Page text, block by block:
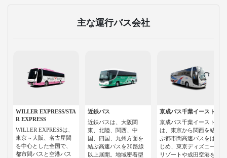
主な運行バス会社
WILLER EXPRESS/STA
R EXPRESS
WILLER EXPRESSは、
東京～大阪、名古屋間
を中心とした全国で、
都市間バスと空港バス
近鉄バス
近鉄バスは、大阪関
東、北陸、関西、中
国、四国、九州方面を
結ぶ高速バスを20路線
以上展開。地域密着型
京成バス千葉イースト
京成バス千葉イースト
は、東京から関西を結
ぶ都市間高速バスをは
じめ、東京ディズニー
リゾートや成田空港を